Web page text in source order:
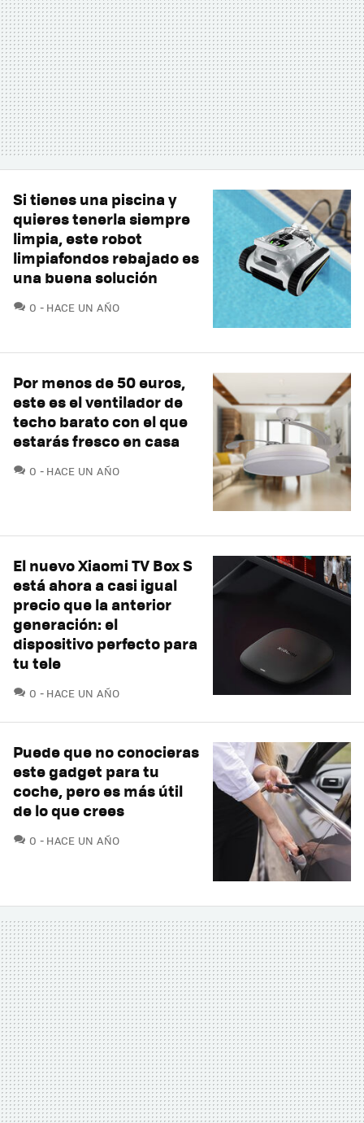
Si tienes una piscina y
quieres tenerla siempre
limpia, este robot
limpiafondos rebajado es
una buena solución
0 COMENTARIOS
HACE UN AÑO
Por menos de 50 euros,
este es el ventilador de
techo barato con el que
estarás fresco en casa
0 COMENTARIOS
HACE UN AÑO
El nuevo Xiaomi TV Box S
está ahora a casi igual
precio que la anterior
generación: el
dispositivo perfecto para
tu tele
0 COMENTARIOS
HACE UN AÑO
Puede que no conocieras
este gadget para tu
coche, pero es más útil
de lo que crees
0 COMENTARIOS
HACE UN AÑO